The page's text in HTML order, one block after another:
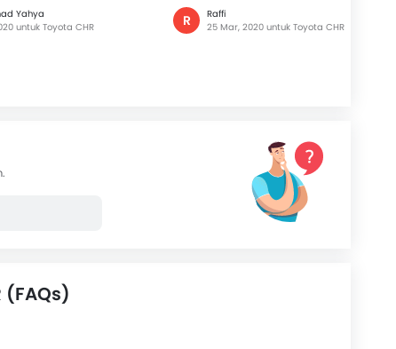
Yahya
untuk Toyota CHR
mobil tidak...
R
Raffi
25 Mar, 2020 untuk Toyota CHR